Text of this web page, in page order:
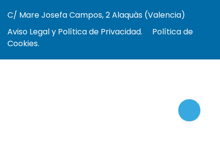
C/ Mare Josefa Campos, 2 Alaquàs (Valencia)
Aviso Legal y Política de Privacidad.
Política de
Cookies.